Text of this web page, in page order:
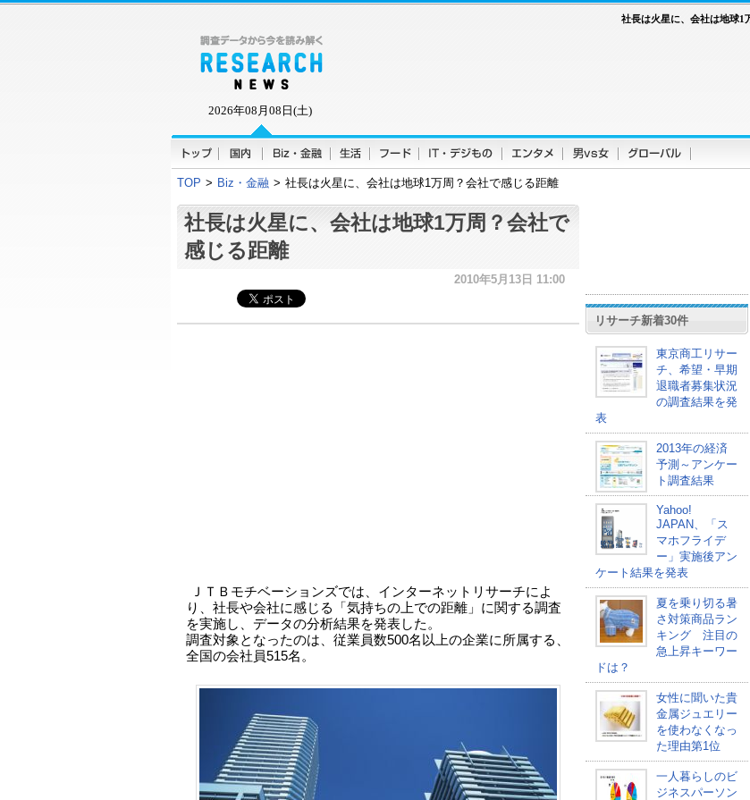
2026年08月08日(土)
社長は火星に、会社は地球1
TOP > Biz・金融 > 社長は火星に、会社は地球1万周？会社で感じる距離
社長は火星に、会社は地球1万周？会社で
感じる距離
2010年5月13日 11:00
ＪＴＢモチベーションズでは、インターネットリサーチによ
り、社長や会社に感じる「気持ちの上での距離」に関する調査
を実施し、データの分析結果を発表した。
調査対象となったのは、従業員数500名以上の企業に所属する、
全国の会社員515名。
リサーチ新着30件
東京商工リサー
チ、希望・早期
退職者募集状況
の調査結果を発
表
2013年の経済
予測～アンケー
ト調査結果
Yahoo!
JAPAN、「ス
マホフライデ
ー」実施後アン
ケート結果を発表
夏を乗り切る暑
さ対策商品ラン
キング 注目の
急上昇キーワー
ドは？
女性に聞いた貴
金属ジュエリー
を使わなくなっ
た理由第1位
一人暮らしのビ
ジネスパーソン